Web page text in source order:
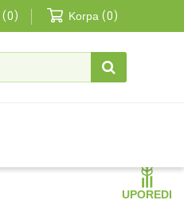
0 Korpa 0
UPOREDI